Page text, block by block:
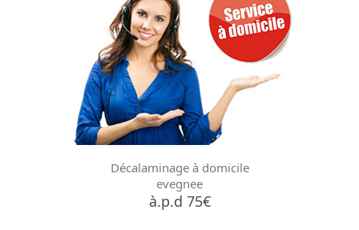
Décalaminage à domicile
evegnee
à.p.d 75€